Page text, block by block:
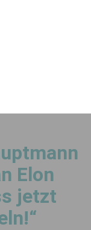
Elon
jetzt